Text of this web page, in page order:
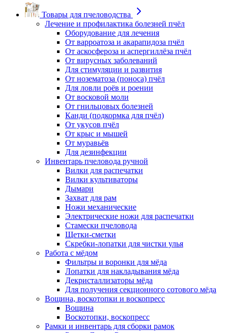
Товары для пчеловодства
Лечение и профилактика болезней пчёл
Оборудование для лечения
От варроатоза и акарапидоза пчёл
От аскосфероза и аспергиллёза пчёл
От вирусных заболеваний
Для стимуляции и развития
От нозематоза (поноса) пчёл
Для ловли роёв и роении
От восковой моли
От гнильцовых болезней
Канди (подкормка для пчёл)
От укусов пчёл
От крыс и мышей
От муравьёв
Для дезинфекции
Инвентарь пчеловода ручной
Вилки для распечатки
Вилки культиваторы
Дымари
Захват для рам
Ножи механические
Электрические ножи для распечатки
Стамески пчеловода
Щетки-сметки
Скребки-лопатки для чистки улья
Работа с мёдом
Фильтры и воронки для мёда
Лопатки для накладывания мёда
Декристаллизаторы мёда
Для получения секционного сотового мёда
Вощина, воскотопки и воскопресс
Вощина
Воскотопки, воскопресс
Рамки и инвентарь для сборки рамок